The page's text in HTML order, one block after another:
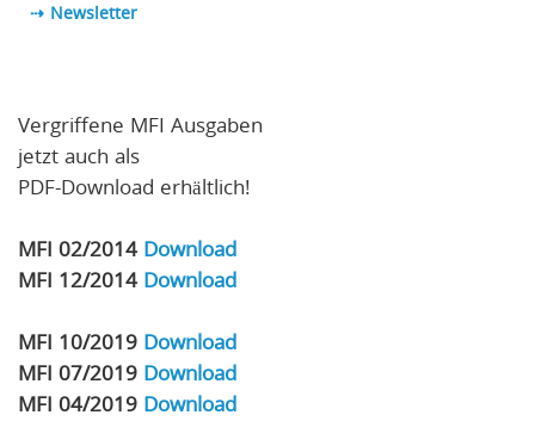
⇢ Newsletter
Vergriffene MFI Ausgaben
jetzt auch als
PDF-Download erhältlich!
MFI 02/2014 Download
MFI 12/2014 Download
MFI 10/2019 Download
MFI 07/2019 Download
MFI 04/2019 Download